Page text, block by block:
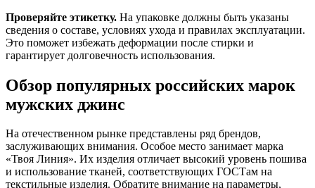
Проверяйте этикетку. На упаковке должны быть указаны
сведения о составе, условиях ухода и правилах эксплуатации.
Это поможет избежать деформации после стирки и
гарантирует долговечность использования.
Обзор популярных российских марок
мужских джинс
На отечественном рынке представлены ряд брендов,
заслуживающих внимания. Особое место занимает марка
«Твоя Линия». Их изделия отличает высокий уровень пошива
и использование тканей, соответствующих ГОСТам на
текстильные изделия. Обратите внимание на параметры,